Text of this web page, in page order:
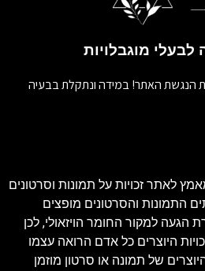
מוגבלויות
הנגשת האתר! במידה ונתקלת בבעיה
לאתר זכויות על תמונות וסרטונים
התמונות והסרטונים מופצים
למקור החומר הויזאולי, לכן
27א' לחוק זכויות היוצרים כל אדם הרואה עצמו
של תמונה או סרטון מוזמן